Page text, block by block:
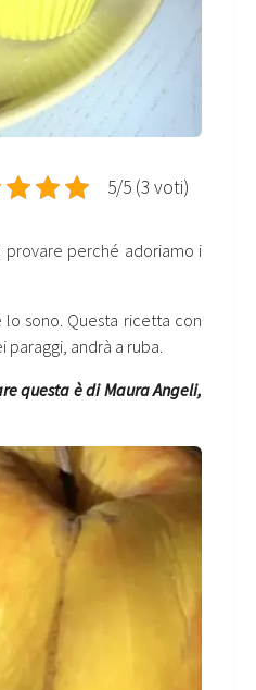
5/5 (3 voti)
provare perché adoriamo i
sono. Questa ricetta con
paraggi, andrà a ruba.
questa è di Maura Angeli,